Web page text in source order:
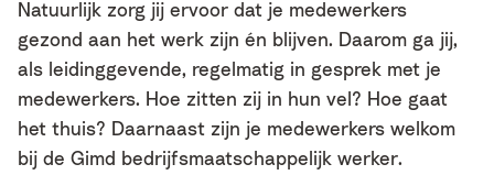
Natuurlijk zorg jij ervoor dat je medewerkers
gezond aan het werk zijn én blijven. Daarom ga jij,
als leidinggevende, regelmatig in gesprek met je
medewerkers. Hoe zitten zij in hun vel? Hoe gaat
het thuis? Daarnaast zijn je medewerkers welkom
bij de Gimd bedrijfsmaatschappelijk werker.